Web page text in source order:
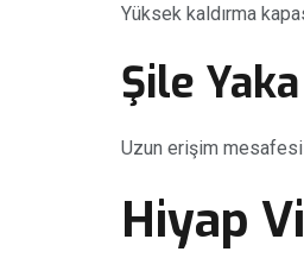
Yüksek kaldırma
Şile
Uzun erişim mesafesi
Hiyap